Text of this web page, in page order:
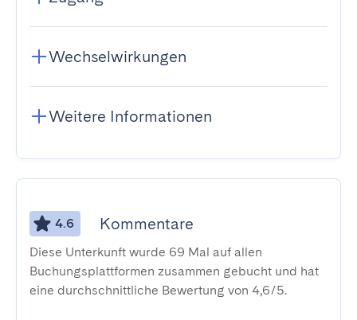
Wechselwirkungen
Weitere Informationen
4.6 Kommentare
Diese Unterkunft wurde 69 Mal auf allen
Buchungsplattformen zusammen gebucht und hat
eine durchschnittliche Bewertung von 4,6/5.